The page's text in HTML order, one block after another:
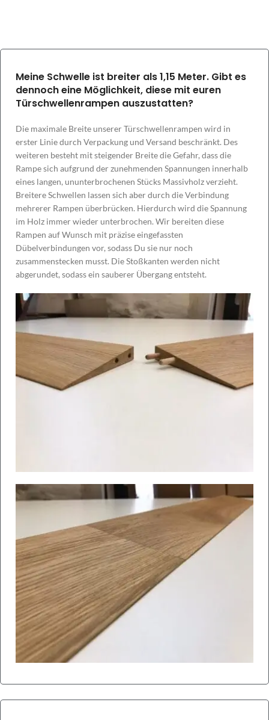
Meine Schwelle ist breiter als 1,15 Meter. Gibt es
dennoch eine Möglichkeit, diese mit euren
Türschwellenrampen auszustatten?
Die maximale Breite unserer Türschwellenrampen wird in
erster Linie durch Verpackung und Versand beschränkt. Des
weiteren besteht mit steigender Breite die Gefahr, dass die
Rampe sich aufgrund der zunehmenden Spannungen innerhalb
eines langen, ununterbrochenen Stücks Massivholz verzieht.
Breitere Schwellen lassen sich aber durch die Verbindung
mehrerer Rampen überbrücken. Hierdurch wird die Spannung
im Holz immer wieder unterbrochen. Wir bereiten diese
Rampen auf Wunsch mit präzise eingefassten
Dübelverbindungen vor, sodass Du sie nur noch
zusammenstecken musst. Die Stoßkanten werden nicht
abgerundet, sodass ein sauberer Übergang entsteht.